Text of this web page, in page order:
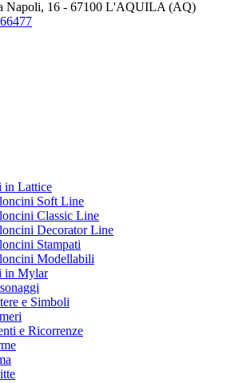
Napoli, 16 - 67100 L'AQUILA (AQ)
in Lattice
Soft Line
Classic Line
Decorator Line
Stampati
Modellabili
in Mylar
e Simboli
e Ricorrenze